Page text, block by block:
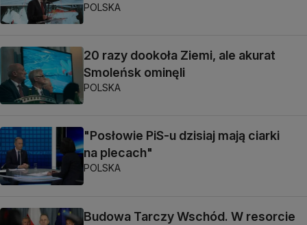
POLSKA
20 razy dookoła Ziemi, ale akurat
Smoleńsk ominęli
POLSKA
"Posłowie PiS-u dzisiaj mają ciarki
na plecach"
POLSKA
Budowa Tarczy Wschód. W resorcie